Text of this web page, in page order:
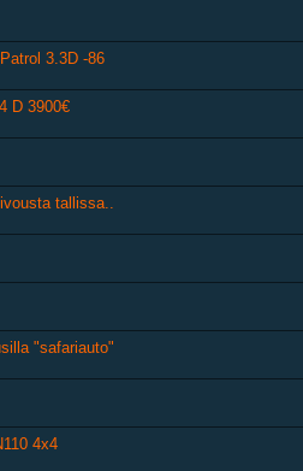
3.3D -86
D 3900€
tallissa..
"safariauto"
4x4